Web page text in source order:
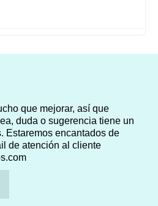
que mejorar, así que
duda o sugerencia tiene un
Estaremos encantados de
de atención al cliente